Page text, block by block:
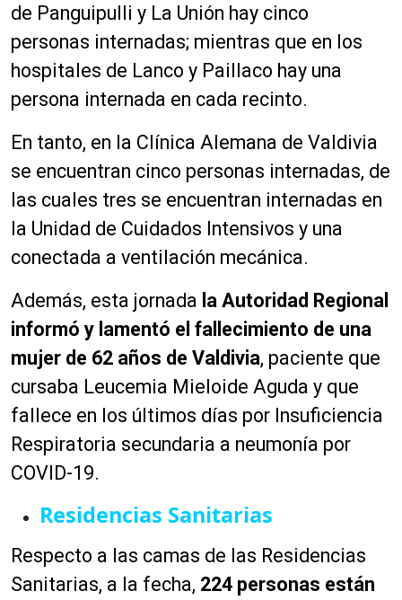
de Panguipulli y La Unión hay cinco
personas internadas; mientras que en los
hospitales de Lanco y Paillaco hay una
persona internada en cada recinto.
En tanto, en la Clínica Alemana de Valdivia
se encuentran cinco personas internadas, de
las cuales tres se encuentran internadas en
la Unidad de Cuidados Intensivos y una
conectada a ventilación mecánica.
Además, esta jornada la Autoridad Regional
informó y lamentó el fallecimiento de una
mujer de 62 años de Valdivia, paciente que
cursaba Leucemia Mieloide Aguda y que
fallece en los últimos días por Insuficiencia
Respiratoria secundaria a neumonía por
COVID-19.
Residencias Sanitarias
Respecto a las camas de las Residencias
Sanitarias, a la fecha, 224 personas están